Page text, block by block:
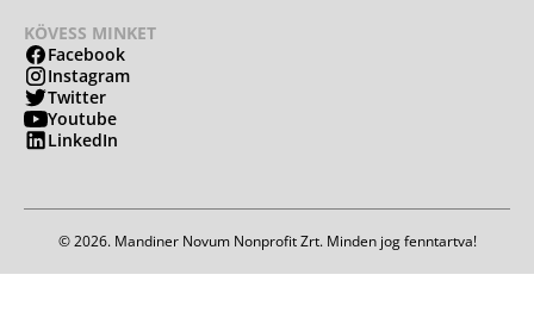
KÖVESS MINKET
Facebook
Instagram
Twitter
Youtube
LinkedIn
© 2026. Mandiner Novum Nonprofit Zrt. Minden jog fenntartva!